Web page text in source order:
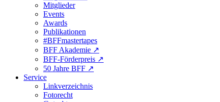
Mitglieder
Events
Awards
Publikationen
#BFFmastertapes
BFF Akademie ↗︎
BFF-Förderpreis ↗︎
50 Jahre BFF ↗︎
Service
Linkverzeichnis
Fotorecht